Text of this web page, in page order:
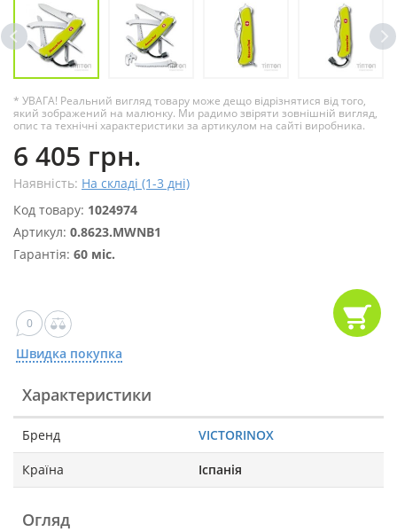
* УВАГА! Реальний вигляд товару може дещо відрізнятися від того,
який зображений на малюнку. Ми радимо звіряти зовнішній вигляд,
опис та технічні характеристики за артикулом на сайті виробника.
6 405 грн.
Наявність: На складі (1-3 дні)
Код товару: 1024974
Артикул: 0.8623.MWNB1
Гарантія: 60 міс.
0
Швидка покупка
Характеристики
Бренд VICTORINOX
Країна Іспанія
Огляд